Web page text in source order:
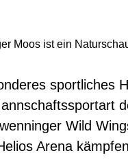
Moos ist ein
sportliches
Wild
Arena